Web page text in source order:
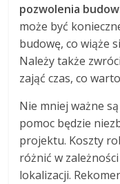
pozwolenia
może być
budowę, co wiąże
Należy także
zająć czas, co
Nie mniej ważne są
pomoc będzie
projektu. Koszty
różnić w
lokalizacji.